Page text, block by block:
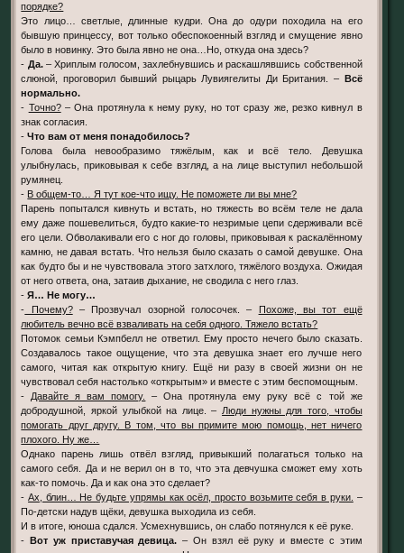
порядке?
Это лицо… светлые, длинные кудри. Она до одури походила на его
бывшую принцессу, вот только обеспокоенный взгляд и смущение явно
было в новинку. Это была явно не она…Но, откуда она здесь?
- Да.– Хриплым голосом, захлебнувшись и раскашлявшись собственной
слюной, проговорил бывший рыцарь Лувиягелиты Ди Британия. –
Всё
нормально.
- Точно?– Она протянула к нему руку, но тот сразу же, резко кивнул в
знак согласия.
-Что вам от меня понадобилось?
Голова была невообразимо тяжёлым, как и всё тело. Девушка
улыбнулась, приковывая к себе взгляд, а на лице выступил небольшой
румянец.
- В общем-то… Я тут кое-что ищу. Не поможете ли вы мне?
Парень попытался кивнуть и встать, но тяжесть во всём теле не дала
ему даже пошевелиться, будто какие-то незримые цепи сдерживали всё
его цели. Обволакивали его с ног до головы, приковывая к раскалённому
камню, не давая встать. Что нельзя было сказать о самой девушке. Она
как будто бы и не чувствовала этого затхлого, тяжёлого воздуха. Ожидая
от него ответа, она, затаив дыхание, не сводила с него глаз.
-Я… Не могу…
- Почему?– Прозвучал озорной голосочек. –
Похоже, вы тот ещё
любитель вечно всё взваливать на себя одного. Тяжело встать?
Потомок семьи Кэмпбелл не ответил. Ему просто нечего было сказать.
Создавалось такое ощущение, что эта девушка знает его лучше него
самого, читая как открытую книгу. Ещё ни разу в своей жизни он не
чувствовал себя настолько «открытым» и вместе с этим беспомощным.
- Давайте я вам помогу.
– Она протянула ему руку всё с той же
добродушной, яркой улыбкой на лице. – Люди нужны для того, чтобы
помогать друг другу. В том, что вы примите мою помощь, нет ничего
плохого. Ну же…
Однако парень лишь отвёл взгляд, привыкший полагаться только на
самого себя. Да и не верил он в то, что эта девчушка сможет ему хоть
как-то помочь. Да и как она это сделает?
-Ах, блин… Не будьте упрямы как осёл, просто возьмите себя в руки. –
По-детски надув щёки, девушка выходила из себя.
И в итоге, юноша сдался. Усмехнувшись, он слабо потянулся к её руке.
-
Вот уж приставучая девица. – Он взял её руку и вместе с этим